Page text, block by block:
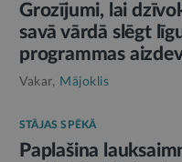
Grozījumi, lai
savā vārdā slēgt
programmas
Vakar, Mājoklis
STĀJAS SPĒKĀ
Paplašina